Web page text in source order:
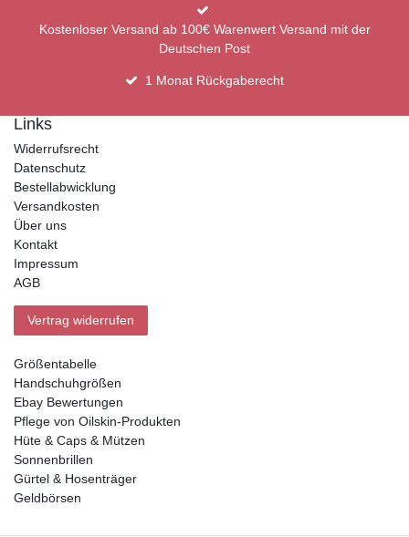
Kostenloser Versand ab 100€ Warenwert Versand mit der
Deutschen Post
1 Monat Rückgaberecht
Links
Widerrufsrecht
Datenschutz
Bestellabwicklung
Versandkosten
Über uns
Kontakt
Impressum
AGB
Vertrag widerrufen
Größentabelle
Handschuhgrößen
Ebay Bewertungen
Pflege von Oilskin-Produkten
Hüte & Caps & Mützen
Sonnenbrillen
Gürtel & Hosenträger
Geldbörsen